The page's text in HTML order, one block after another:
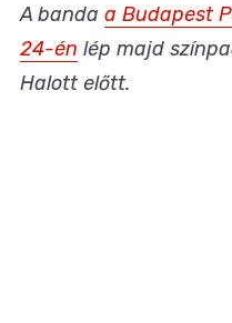
A banda a Budapest
24-én lép majd
Halott előtt.